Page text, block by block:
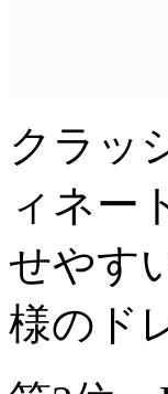
クラッ
ィネー
せやす
様のド